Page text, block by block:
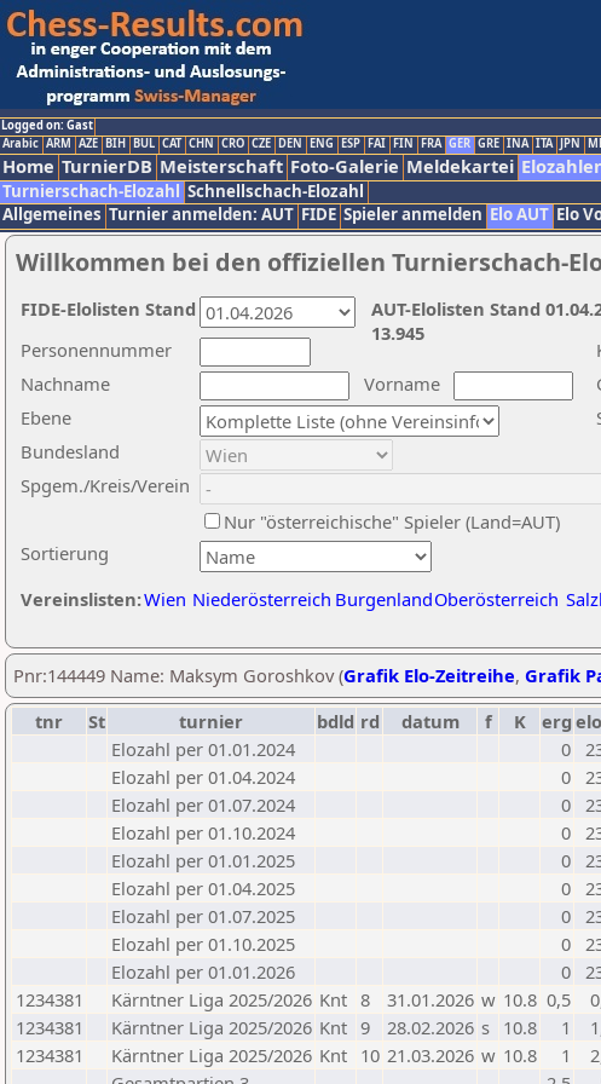
Logged on: Gast
Arabic ARM AZE BIH BUL CAT CHN CRO CZE DEN ENG ESP FAI FIN FRA GER GRE INA ITA JPN
Home TurnierDB Meisterschaft Foto-Galerie Meldekartei
Turnierschach-Elozahl Schnellschach-Elozahl
Allgemeines Turnier anmelden: AUT FIDE Spieler anmelden Elo AUT Elo
Willkommen bei den offiziellen Turnierschach-
Nachname
Vorname
Ebene
Sortierung
Personennummer
Bundesland
Spgem./Kreis/Verein
Nur "österreichische" Spieler (Land=AUT)
Vereinslisten:Wien Niederösterreich BurgenlandOberösterreich
AUT-Elolisten Stand
13.945
FIDE-Elolisten Stand
Pnr:144449 Name: Maksym Goroshkov (Grafik Elo-Zeitreihe, Grafik
tnr
St turnier bdld rd datum f K erg
Elozahl per 01.01.2024
0
Elozahl per 01.04.2024
0
Elozahl per 01.07.2024
0
Elozahl per 01.10.2024
0
Elozahl per 01.01.2025
0
Elozahl per 01.04.2025
0
Elozahl per 01.07.2025
0
Elozahl per 01.10.2025
0
Elozahl per 01.01.2026
0
1234381
Kärntner Liga 2025/2026 Knt 8 31.01.2026 w 10.8 0,5
1234381
Kärntner Liga 2025/2026 Knt 9 28.02.2026 s 10.8 1
1234381
Kärntner Liga 2025/2026 Knt 10 21.03.2026 w 10.8 1